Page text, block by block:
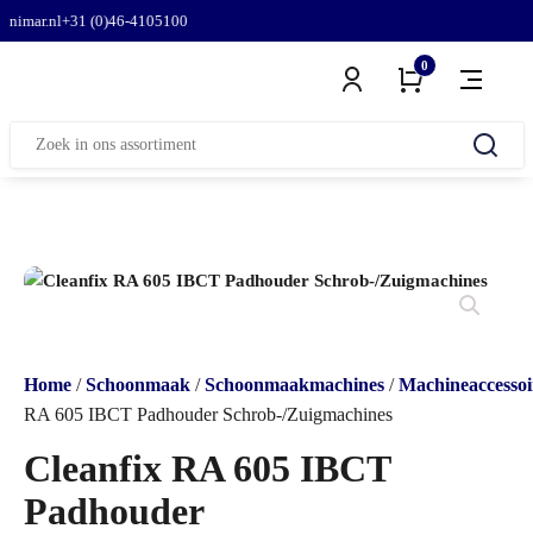
+31 (0)46-4105100
0
Zoeken
Home /Schoonmaak /Schoonmaakmachines /
RA 605 IBCT Padhouder Schrob-/Zuigmachines
Cleanfix RA 605 IBCT
Padhouder